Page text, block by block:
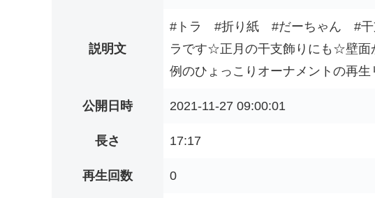
説明文
#トラ #折り紙 #だーちゃん #干
ラです☆正月の干支飾りにも☆壁
例のひょっこりオーナメントの再生
公開日時 2021-11-27 09:00:01
長さ 17:17
再生回数 0